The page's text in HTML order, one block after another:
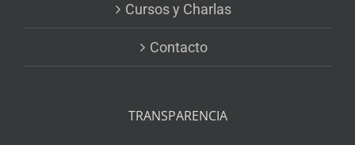
Cursos y Charlas
Contacto
TRANSPARENCIA